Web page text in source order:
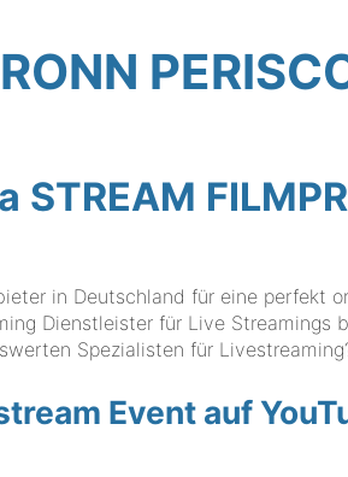
in Deutschland für eine perfekt
Dienstleister für Live Streamings
Spezialisten für
Event auf